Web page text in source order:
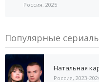
Россия, 2025
Популярные
Натальная
Россия, 2023-